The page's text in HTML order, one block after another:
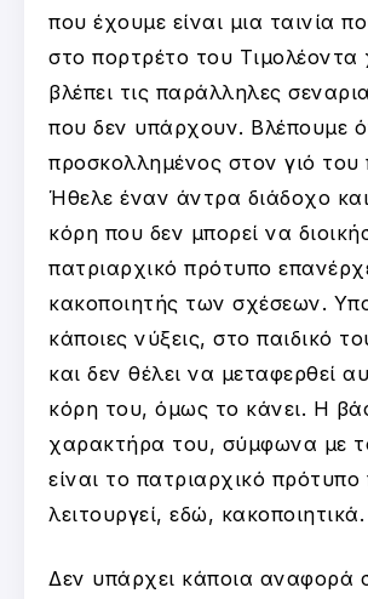
που έχουμε είναι μια ταινία
στο πορτρέτο του Τιμολέοντα
βλέπει τις παράλληλες
που δεν υπάρχουν. Βλέπουμε
προσκολλημένος στον γιό του
Ήθελε έναν άντρα διάδοχο
κόρη που δεν μπορεί να
πατριαρχικό πρότυπο
κακοποιητής των σχέσεων.
κάποιες νύξεις, στο παιδικό
και δεν θέλει να μεταφερθεί
κόρη του, όμως το κάνει. Η
χαρακτήρα του, σύμφωνα με
είναι το πατριαρχικό πρότυπο
λειτουργεί, εδώ, κακοποιητικά.
Δεν υπάρχει κάποια αναφορά